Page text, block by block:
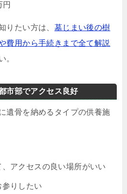
円
りたい方は、 墓じまい後の樹
費用から手続きまで全て解説
。
市部でアクセス良好
遺骨を納めるタイプの供養施
アクセスの良い場所がいい
りしたい